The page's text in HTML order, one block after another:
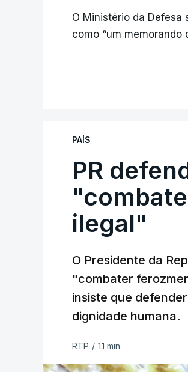
O Ministério da
como “um memorando
PAÍS
PR
ilegal"
O Presidente da
"combater
insiste que
dignidade humana.
RTP / 11 min.